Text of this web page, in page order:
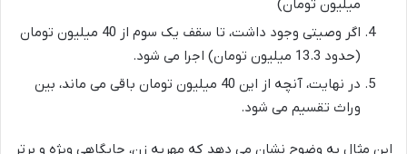
میلیون تومان)
اگر وصیتی وجود داشت، تا سقف یک سوم از 40 میلیون تومان
(حدود 13.3 میلیون تومان) اجرا می شود.
در نهایت، آنچه از این 40 میلیون تومان باقی می ماند، بین
وراث تقسیم می شود.
این مثال به وضوح نشان می دهد که مهریه زن، جایگاهی ویژه و برتر